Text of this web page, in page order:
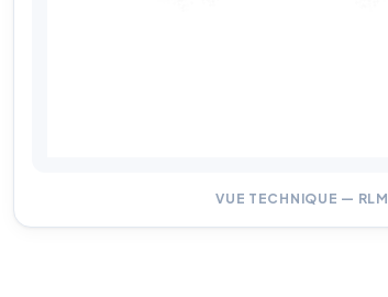
VUE TECHNIQUE — RLM